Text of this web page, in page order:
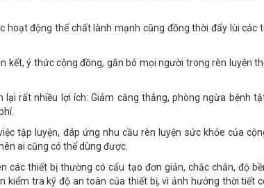
hoạt động thể chất lành mạnh cũng đồng thời đẩy lùi các
ý thức cộng đồng, gắn bó mọi người trong rèn luyện
lại rất nhiều lợi ích: Giảm căng thẳng, phòng ngừa bệnh
tập luyện, đáp ứng nhu cầu rèn luyện sức khỏe của
ai cũng có thể dùng được.
các thiết bị thường có cấu tạo đơn giản, chắc chắn, độ
kiểm tra kỹ độ an toàn của thiết bị, vì ảnh hưởng thời tiết